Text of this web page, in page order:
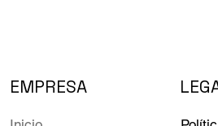
EMPRESA